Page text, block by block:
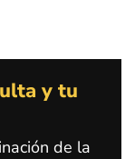
y tu
de la